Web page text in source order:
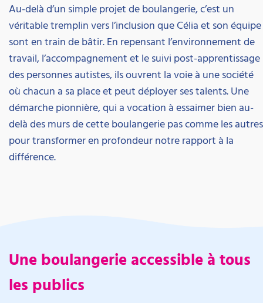
Au-delà d’un simple projet de boulangerie, c’est un
véritable tremplin vers l’inclusion que Célia et son équipe
sont en train de bâtir. En repensant l’environnement de
travail, l’accompagnement et le suivi post-apprentissage
des personnes autistes, ils ouvrent la voie à une société
où chacun a sa place et peut déployer ses talents. Une
démarche pionnière, qui a vocation à essaimer bien au-
delà des murs de cette boulangerie pas comme les
pour transformer en profondeur notre rapport à la
différence.
Une boulangerie accessible à tous
les publics